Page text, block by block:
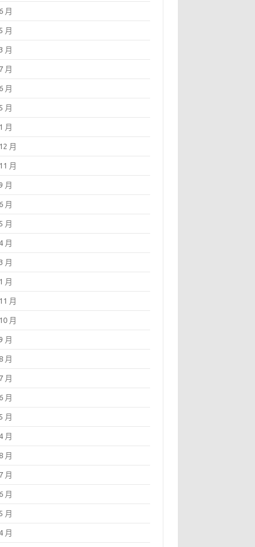
月
月
月
月
月
月
月
月
月
月
月
月
月
月
月
月
月
月
月
月
月
月
月
月
月
月
月
月